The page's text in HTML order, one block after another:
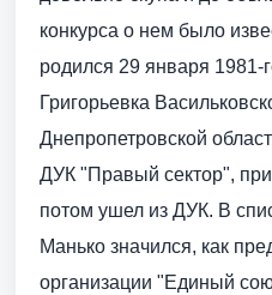
конкурса о нем было
родился 29 января 1981-
Григорьевка
Днепропетровской
ДУК "Правый сектор",
потом ушел из ДУК. В
Манько значился, как
организации "Единый